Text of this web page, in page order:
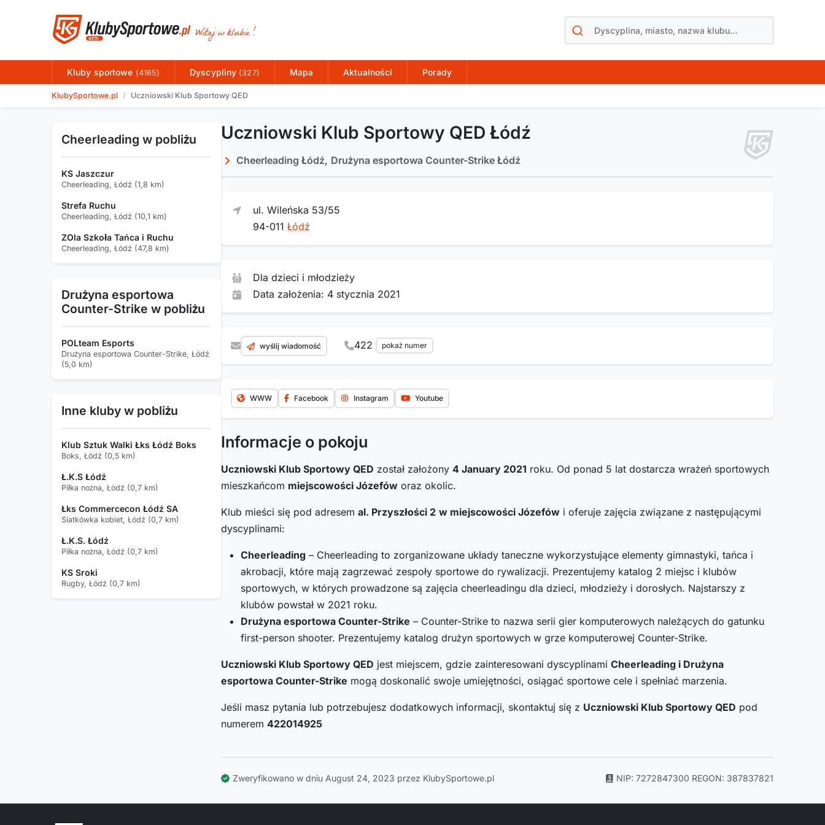
Kluby sportowe (4165) Dyscypliny (327) Mapa Aktualności Porady
KlubySportowe.pl Uczniowski Klub Sportowy QED
Uczniowski Klub Sportowy QED Łódź
Cheerleading Łódź, Drużyna esportowa Counter-Strike Łódź
ul. Wileńska 53/55
94-011 Łódź
Dla dzieci i młodzieży
Data założenia: 4 stycznia 2021
wyślij wiadomość 422 pokaż numer
WWW Facebook Instagram Youtube
Informacje o pokoju
Uczniowski Klub Sportowy QED został założony 4 January 2021 roku. Od ponad 5 lat dostarcza wrażeń sportowych
mieszkańcom miejscowości Józefów oraz okolic.
Klub mieści się pod adresem al. Przyszłości 2 w miejscowości Józefów i oferuje zajęcia związane z następującymi
dyscyplinami:
Cheerleading – Cheerleading to zorganizowane układy taneczne wykorzystujące elementy gimnastyki, tańca i
akrobacji, które mają zagrzewać zespoły sportowe do rywalizacji. Prezentujemy katalog 2 miejsc i klubów
sportowych, w których prowadzone są zajęcia cheerleadingu dla dzieci, młodzieży i dorosłych. Najstarszy z
klubów powstał w 2021 roku.
Drużyna esportowa Counter-Strike – Counter-Strike to nazwa serii gier komputerowych należących do gatunku
first-person shooter. Prezentujemy katalog drużyn sportowych w grze komputerowej Counter-Strike.
Uczniowski Klub Sportowy QED jest miejscem, gdzie zainteresowani dyscyplinami Cheerleading i Drużyna
esportowa Counter-Strike mogą doskonalić swoje umiejętności, osiągać sportowe cele i spełniać marzenia.
Jeśli masz pytania lub potrzebujesz dodatkowych informacji, skontaktuj się z Uczniowski Klub Sportowy QED pod
numerem 422014925
Zweryfikowano w dniu August 24, 2023 przez KlubySportowe.pl NIP: 7272847300 REGON: 387837821
Cheerleading w pobliżu
KS Jaszczur
Cheerleading, Łódź (1,8 km)
Strefa Ruchu
Cheerleading, Łódź (10,1 km)
ZOla Szkoła Tańca i Ruchu
Cheerleading, Łódź (47,8 km)
Drużyna esportowa
Counter-Strike w pobliżu
POLteam Esports
Drużyna esportowa Counter-Strike, Łódź
(5,0 km)
Inne kluby w pobliżu
Klub Sztuk Walki Łks Łódź Boks
Boks, Łódź (0,5 km)
Ł.K.S Łódź
Piłka nożna, Łódź (0,7 km)
Łks Commercecon Łódź SA
Siatkówka kobiet, Łódź (0,7 km)
Ł.K.S. Łódź
Piłka nożna, Łódź (0,7 km)
KS Sroki
Rugby, Łódź (0,7 km)